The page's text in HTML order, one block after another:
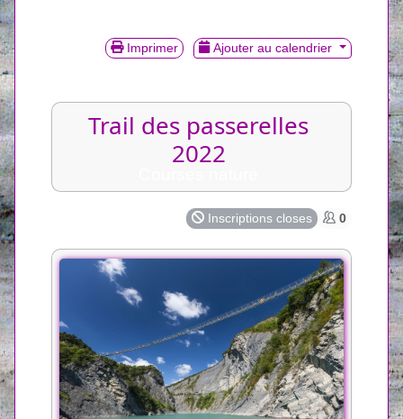
Imprimer Ajouter au calendrier
Trail des passerelles
2022
Inscriptions closes 0